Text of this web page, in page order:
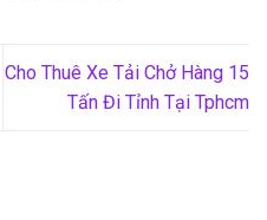
Cho Thuê Xe Tải Chở Hàng 15
Tấn Đi Tỉnh Tại Tphcm